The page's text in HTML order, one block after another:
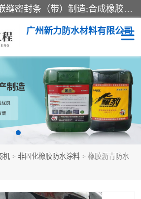
经营范围包括防水嵌缝密封条（带）制造;合成橡胶制造（监控化学品、危险化学品除外）;沥青混合物制造;防水胶粘带制造;其他合成材料制造（监控化学品、危险化学品除外）;涂料制造（监控化学品、危险化学品除外）;建筑结构防水补漏;防水建筑材料制造;粘合剂制造（监控化学品、危险化学品除外）;涂料零售;广州新力防水材料有限公司具有1处分支机构。
广州新力防水材料有限公司
机 > 非固化橡胶防水涂料 > 橡胶沥青防水
建筑108胶水
自粘卷材